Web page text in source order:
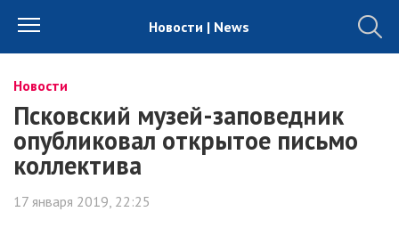
Новости | News
Новости
Псковский музей-заповедник
опубликовал открытое письмо
коллектива
17 января 2019, 22:25